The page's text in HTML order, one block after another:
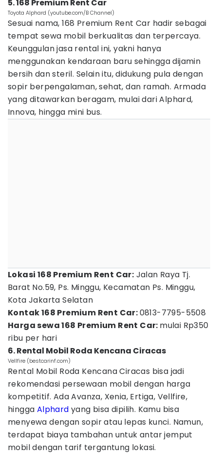
5. 168 Premium Rent Car
Toyota Alphard (youtube.com/B Channel)
Sesuai nama, 168 Premium Rent Car hadir sebagai
tempat sewa mobil berkualitas dan terpercaya.
Keunggulan jasa rental ini, yakni hanya
menggunakan kendaraan baru sehingga dijamin
bersih dan steril. Selain itu, didukung pula dengan
sopir berpengalaman, sehat, dan ramah. Armada
yang ditawarkan beragam, mulai dari Alphard,
Innova, hingga mini bus.
Lokasi 168 Premium Rent Car: Jalan Raya Tj.
Barat No.59, Ps. Minggu, Kecamatan Ps. Minggu,
Kota Jakarta Selatan
Kontak 168 Premium Rent Car:0813-7795-5508
Harga sewa 168 Premium Rent Car: mulai Rp350
ribu per hari
6. Rental Mobil Roda Kencana Ciracas
Vellfire (bestcarinf.com)
Rental Mobil Roda Kencana Ciracas bisa jadi
rekomendasi persewaan mobil dengan harga
kompetitif. Ada Avanza, Xenia, Ertiga, Vellfire,
hingga Alphard yang bisa dipilih. Kamu bisa
menyewa dengan sopir atau lepas kunci. Namun,
terdapat biaya tambahan untuk antar jemput
mobil dengan tarif tergantung lokasi.